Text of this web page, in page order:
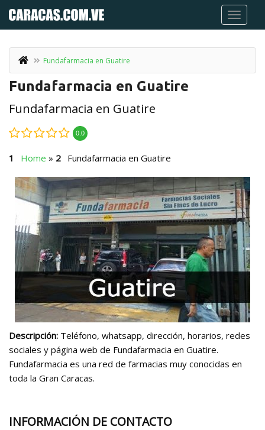
Fundafarmacia en Guatire
Fundafarmacia en Guatire
Fundafarmacia en Guatire
0.0
Home » Fundafarmacia en Guatire
Descripción: Teléfono, whatsapp, dirección, horarios, redes
sociales y página web de Fundafarmacia en Guatire.
Fundafarmacia es una red de farmacias muy conocidas en
toda la Gran Caracas.
INFORMACIÓN DE CONTACTO